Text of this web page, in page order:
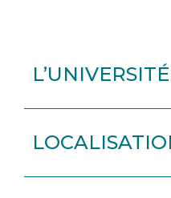
L’UNIVERSITÉ